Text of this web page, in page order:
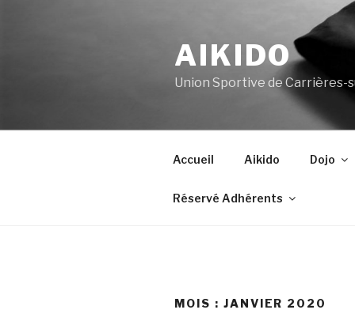
AIKIDO
Union Sportive de Carrières-
Accueil Aikido Dojo
Réservé Adhérents
MOIS : JANVIER 2020